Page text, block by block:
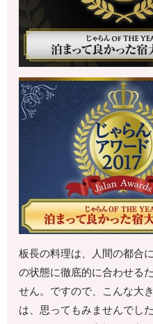
板長の料理は、人間の都合
の状態に徹底的に合わせる
せん。ですので、こんな大
は、思ってもみませんでし